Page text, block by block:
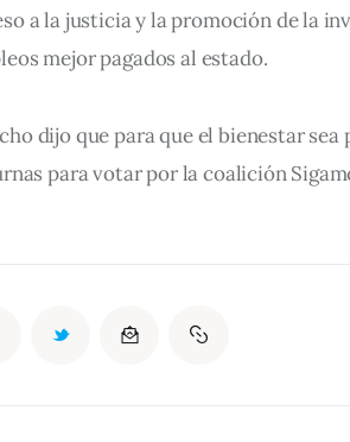
a la justicia y la promoción de la
mejor pagados al estado.
dijo que para que el bienestar
para votar por la coalición